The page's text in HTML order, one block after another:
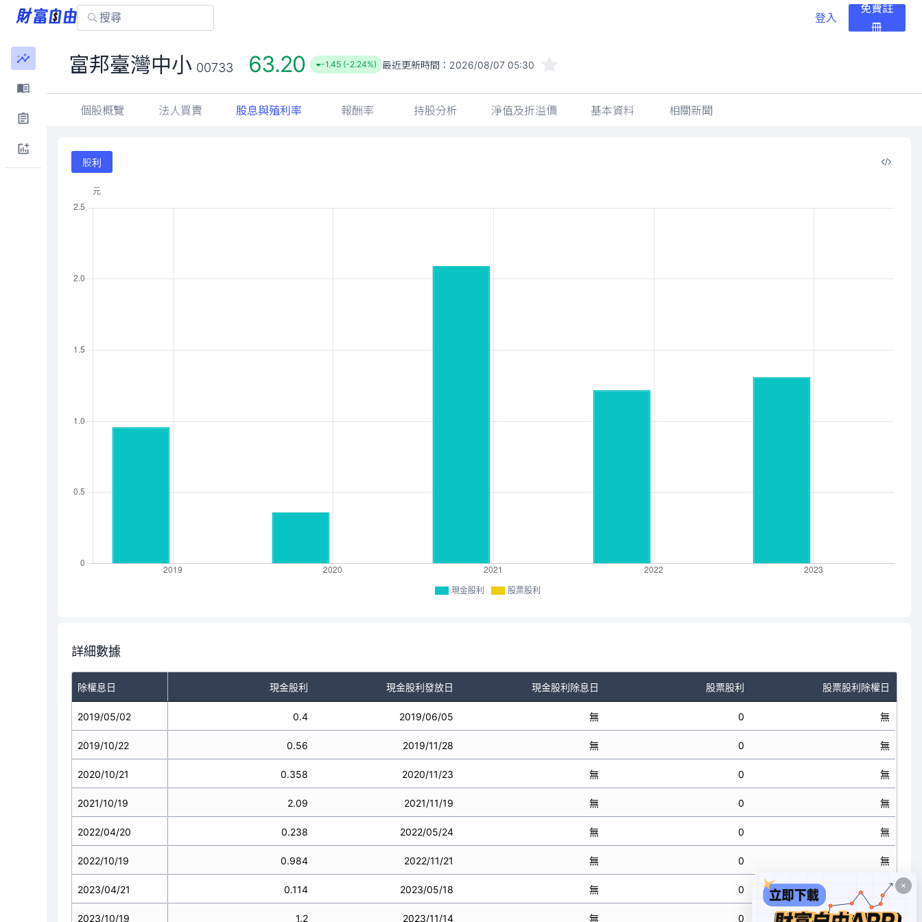
登入
免費註
冊
富邦臺灣中小 00733 63.20 -1.45 (-2.24%) 最近更新時間： 2026/08/07 05:30
個股概覽 法人買賣 股息與殖利率 報酬率 持股分析 淨值及折溢價 基本資料 相關新聞
股利
現金股利 股票股利
詳細數據
除權息日 現金股利 現金股利發放日 現金股利除息日 股票股利 股票股利除權日
2019/05/02
2019/10/22
2020/10/21
2021/10/19
2022/04/20
2022/10/19
2023/04/21
2023/10/19
0.4 2019/06/05 無 0 無
0.56 2019/11/28 無 0 無
0.358 2020/11/23 無 0 無
2.09 2021/11/19 無 0 無
0.238 2022/05/24 無 0 無
0.984 2022/11/21 無 0 無
0.114 2023/05/18 無 0 無
1.2 2023/11/14 無 0 無